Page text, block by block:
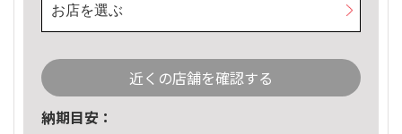
お店を選ぶ
近くの店舗を確認する
納期目安：